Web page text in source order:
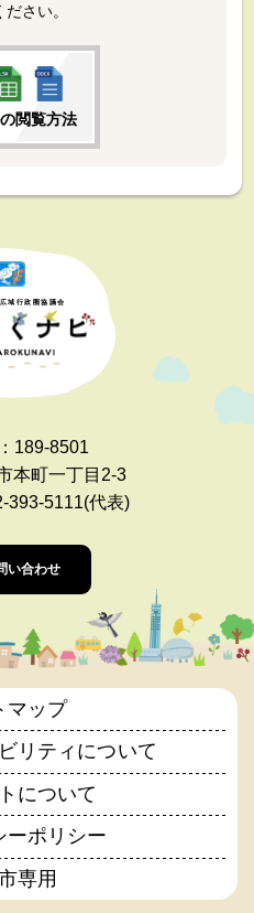
さい。
閲覧方法
域行政圏協議会
189-8501
本町一丁目2-3
393-5111(代表)
い合わせ
マップ
リティについて
について
ーポリシー
専用